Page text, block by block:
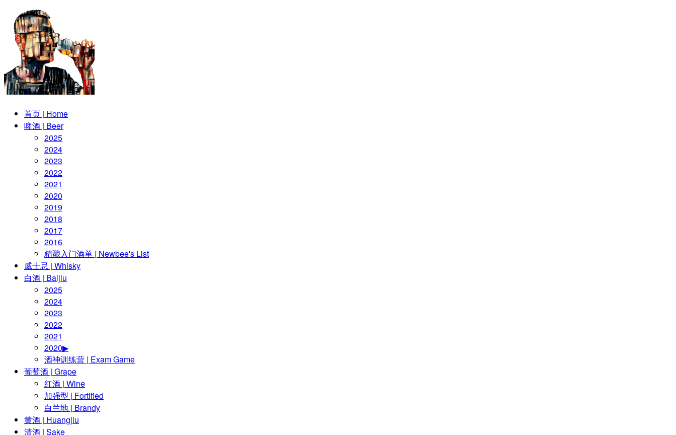
首页 | Home
啤酒 | Beer
2025
2024
2023
2022
2021
2020
2019
2018
2017
2016
精酿入门酒单 | Newbee's List
威士忌 | Whisky
白酒 | Baijiu
2025
2024
2023
2022
2021
2020▶
酒神训练营 | Exam Game
葡萄酒 | Grape
红酒 | Wine
加强型 | Fortified
白兰地 | Brandy
黄酒 | Huangjiu
清酒 | Sake